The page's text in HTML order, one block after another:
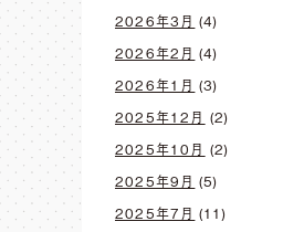
2026年3月 (4)
2026年2月 (4)
2026年1月 (3)
2025年12月 (2)
2025年10月 (2)
2025年9月 (5)
2025年7月 (11)